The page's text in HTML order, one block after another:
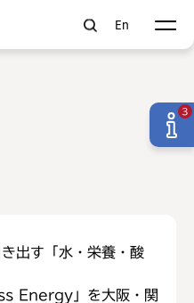
En
出す「水・栄養・酸
Energy」を大阪・関
3